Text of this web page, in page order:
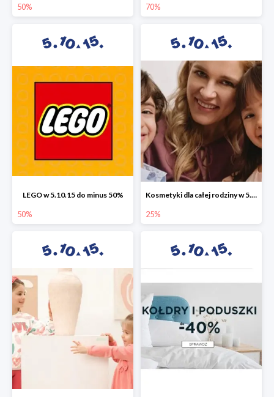
50% 70%
LEGO w 5.10.15 do minus 50%
50%
Kosmetyki dla całej rodziny w 5.10.15 do -25%
25%